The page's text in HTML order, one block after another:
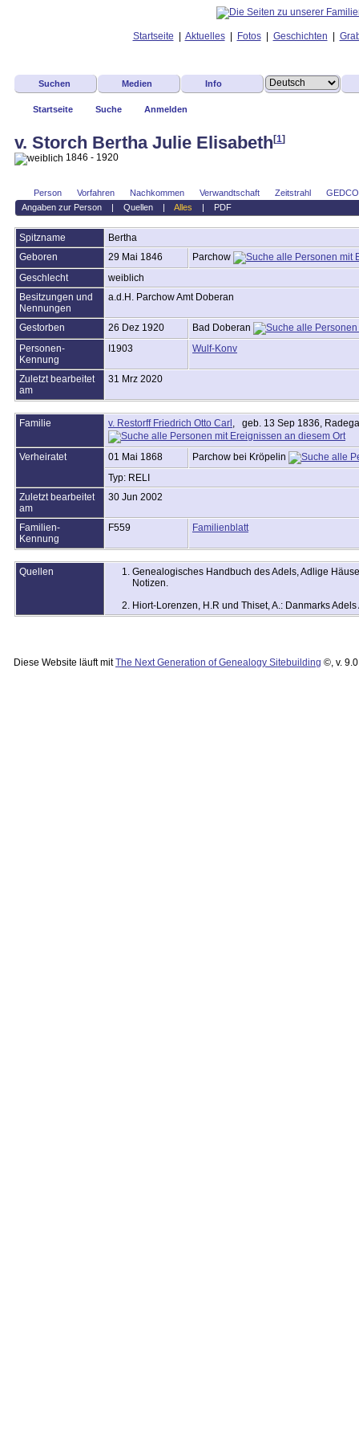
Startseite Aktuelles| Fotos| Geschichten
Suchen Medien Info
Startseite Suche Anmelden
v. Storch Bertha Julie Elisabeth[1]
1846 - 1920
Person Vorfahren Nachkommen Verwandtschaft Zeitstrahl
Angaben zur Person| Quellen| Alles PDF
Spitzname
Bertha
Geboren
29 Mai 1846
Parchow
Geschlecht
weiblich
Besitzungen und
Nennungen
a.d.H. Parchow Amt Doberan
Gestorben 26 Dez 1920
Bad Doberan
Personen-
Kennung
I1903 Wulf-Konv
Zuletzt bearbeitet
am
31 Mrz 2020
Familie v. Restorff Friedrich Otto Carl , geb. 13 Sep 1836,
Verheiratet 01 Mai 1868
Parchow bei Kröpelin
Typ: RELI
Zuletzt bearbeitet
am
30 Jun 2002
Familien-
Kennung
F559 Familienblatt
Quellen
Genealogisches Handbuch des Adels, Adlige
Notizen.
Hiort-Lorenzen, H.R und Thiset, A.: Danmarks
Diese Website läuft mitThe Next Generation of Genealogy Sitebuilding ©, v.